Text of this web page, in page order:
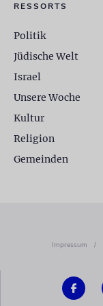
RESSORTS
Politik
Jüdische Welt
Israel
Unsere Woche
Kultur
Religion
Gemeinden
Impressum
/